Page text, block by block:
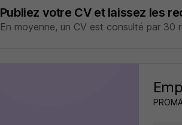
Publiez votre CV et laissez les
En moyenne, un CV est consulté par 30